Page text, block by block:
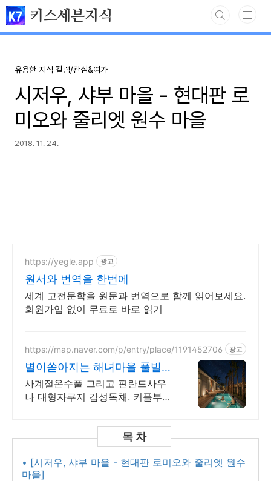
본문 바로가기
키스세븐지식
유용한 지식 칼럼/관심&여가
시저우, 샤부 마을 - 현대판 로
미오와 줄리엣 원수 마을
2018. 11. 24.
https://yegle.app 광고
원서와 번역을 한번에
세계 고전문학을 원문과 번역으로 함께 읽어보세요.
회원가입 없이 무료로 바로 읽기
https://map.naver.com/p/entry/place/1191452706 광고
별이쏟아지는 해녀마을 풀빌라
르세라핌도 다녀간 감성풀빌라
사계절온수풀 그리고 핀란드사우
나 대형자쿠지 감성독채. 커플부터
이는 온수풀과 스파, 불멍.제주해
녀마을 돌담길 속에서느끼는 온전
• [시저우, 샤부 마을 - 현대판 로미오와 줄리엣 원수
마을]